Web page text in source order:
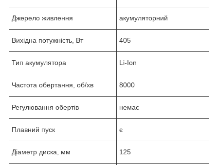
Джерело живлення акумуляторний
Вихідна потужність, Вт 405
Тип акумулятора Li-Ion
Частота обертання, об/хв 8000
Регулювання обертів немає
Плавний пуск є
Діаметр диска, мм 125